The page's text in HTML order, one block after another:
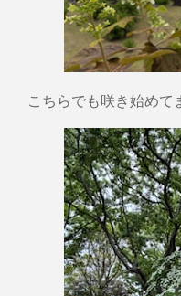
こちらでも咲き始めて